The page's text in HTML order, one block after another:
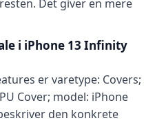
Det giver en mere
i iPhone 13 Infinity
er varetype: Covers;
Cover; model: iPhone
den konkrete